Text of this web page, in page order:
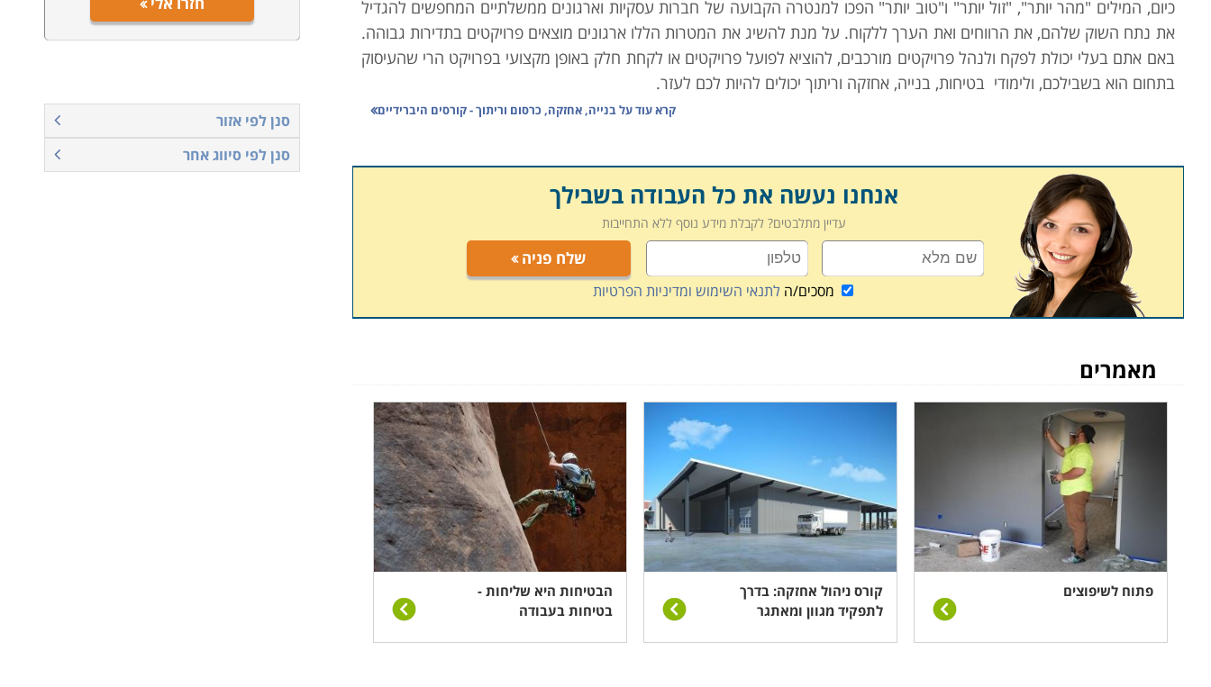
כיום, המילים "מהר יותר", "זול יותר" ו"טוב יותר" הפכו למנטרה הקבועה של חברות עסקיות וארגונים ממשלתיים המחפשים להגדיל
את נתח השוק שלהם, את הרווחים ואת הערך ללקוח. על מנת להשיג את המטרות הללו ארגונים מוצאים פרויקטים בתדירות גבוהה.
באם אתם בעלי יכולת לפקח ולנהל פרויקטים מורכבים, להוציא לפועל פרויקטים או לקחת חלק באופן מקצועי בפרויקט הרי שהעיסוק
בתחום הוא בשבילכם, ולימודי בטיחות, בנייה, אחזקה וריתוך יכולים להיות לכם לעזר.
והפעולות הנדרשות לבצע אותם משפיעות על היבטים אחרים בפרויקט. הידע הנדרש לעיסוק בניהול פרויקטים מורכבים או פשוטים
מצריך הבנה וידע במגוון תחומים וכן את היכולת לפתח טכניקות עבודה. לכן, על מנת להוציא פרויקט מוצלח יש צורך באיש מקצוע
אשר ירכז תחת ידו את כל הנדרש לשם הפעלת הפרויקט. זאת באופן, אשר יאפשר לכל אנשי המערכת, הפועלים, המהנדסים, ושאר
אנשי הצוות להגיע לשיתוף פעולה מקסימאלי. קורס ניהול פרויקטים מעניק את הידע הנדרש לשם ניהול נכון, תוך התחשבות
בשיקולי תקציב, זמן, וכוח האדם העומדים לרשות הפרויקט בהתאם לתכנית עבודה מסודרת ומאורגנת מראש.
למי מתאימים הלימודים
לימודי ניהול פרויקטים בבניה מתאימים הן למהנדסים והן לאדריכלים כקורס העשרה וכן למי שמעוניין לרכוש מקצוע רווחי דינמי
ומרתק וכן להרחיב את אפשרויות התעסוקה. הקורס דורש רקע כלשהו בתחום ומתאים לאלו הרואים עצמם כבעלי יכולת לפקח, לנהל
צוות של אנשים, לעמוד ביעדים ומטרות מוגדרים ולהקפיד על כללי ונהלי בטיחות.
מה לומדים
מטרת הקורס היא לימוד הידע הנדרש לשם ארגון נכון של הפרויקט ויצירת שיטת עבודה אפקטיבית ויעילה התורמת להצלחת
הפרויקט. לכן, במסגרת הקורס מועברים שיעורים והרצאות בתחומי הבנייה, הבנת המערכת הכוללת של ניהול פרויקט מעריכת
תכנית עבודה ועד ניהול אחרון אנשי הצוות, נהלי בטיחות, היבטים משפטיים, כללי התנהלות בשטח, הכרת הציוד המכאני הנדרש
וניהול תקציב.
קורס CNC
קרא עוד עלבנייה, אחזקה, כרסום וריתוך - קורסים היברידיים
אנחנו נעשה את כל העבודה בשבילך
עדיין מתלבטים? לקבלת מידע נוסף ללא התחייבות
שלח פניה
מסכים/הלתנאי השימוש ומדיניות הפרטיות
מאמרים
פתוח לשיפוצים
קורס ניהול אחזקה: בדרך
לתפקיד מגוון ומאתגר
הבטיחות היא שליחות -
בטיחות בעבודה
סנן לפי אזור
סנן לפי סיווג אחר